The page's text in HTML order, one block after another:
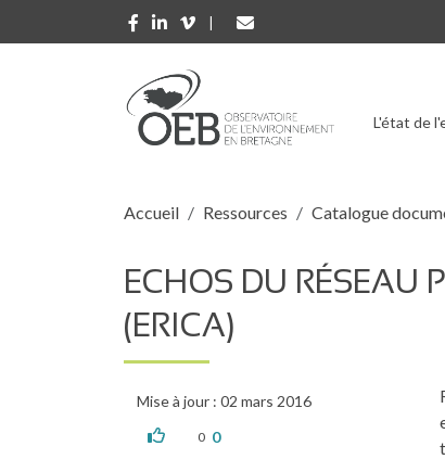
Aller au contenu principal
L'état de
Fil d'Ariane
Accueil Ressources Catalogue
ECHOS DU RÉSEAU
(ERICA)
Mise à jour : 02 mars 2016
0 0